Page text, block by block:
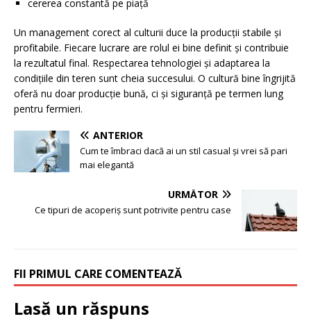
cererea constantă pe piață
Un management corect al culturii duce la producții stabile și
profitabile. Fiecare lucrare are rolul ei bine definit și contribuie
la rezultatul final. Respectarea tehnologiei și adaptarea la
condițiile din teren sunt cheia succesului. O cultură bine îngrijită
oferă nu doar producție bună, ci și siguranță pe termen lung
pentru fermieri.
ANTERIOR
Cum te îmbraci dacă ai un stil casual și vrei să pari
mai elegantă
URMĂTOR
Ce tipuri de acoperiș sunt potrivite pentru case
FII PRIMUL CARE COMENTEAZĂ
Lasă un răspuns